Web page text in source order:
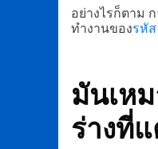
อย่างไรก็ตาม
ทำงานของรหัส
มันเห
ร่างที่